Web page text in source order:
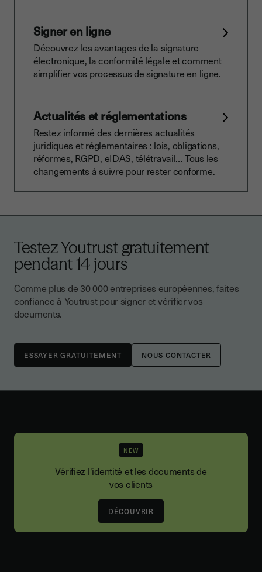
Signer en ligne
Découvrez les avantages de la signature
électronique, la conformité légale et comment
simplifier vos processus de signature en ligne.
Actualités et réglementations
Restez informé des dernières actualités
juridiques et réglementaires : lois, obligations,
réformes, RGPD, eIDAS, télétravail… Tous les
changements à suivre pour rester conforme.
Testez Youtrust gratuitement
pendant 14 jours
Comme plus de 30 000 entreprises européennes, faites
confiance à Youtrust pour signer et vérifier vos
documents.
NOUS CONTACTER
NEW
Vérifiez l'identité et les documents de
vos clients
DÉCOUVRIR